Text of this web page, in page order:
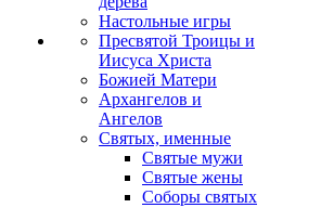
Настольные игры
Пресвятой Троицы и
Иисуса Христа
Божией Матери
Архангелов и
Ангелов
Святых, именные
Святые мужи
Святые жены
Соборы святых